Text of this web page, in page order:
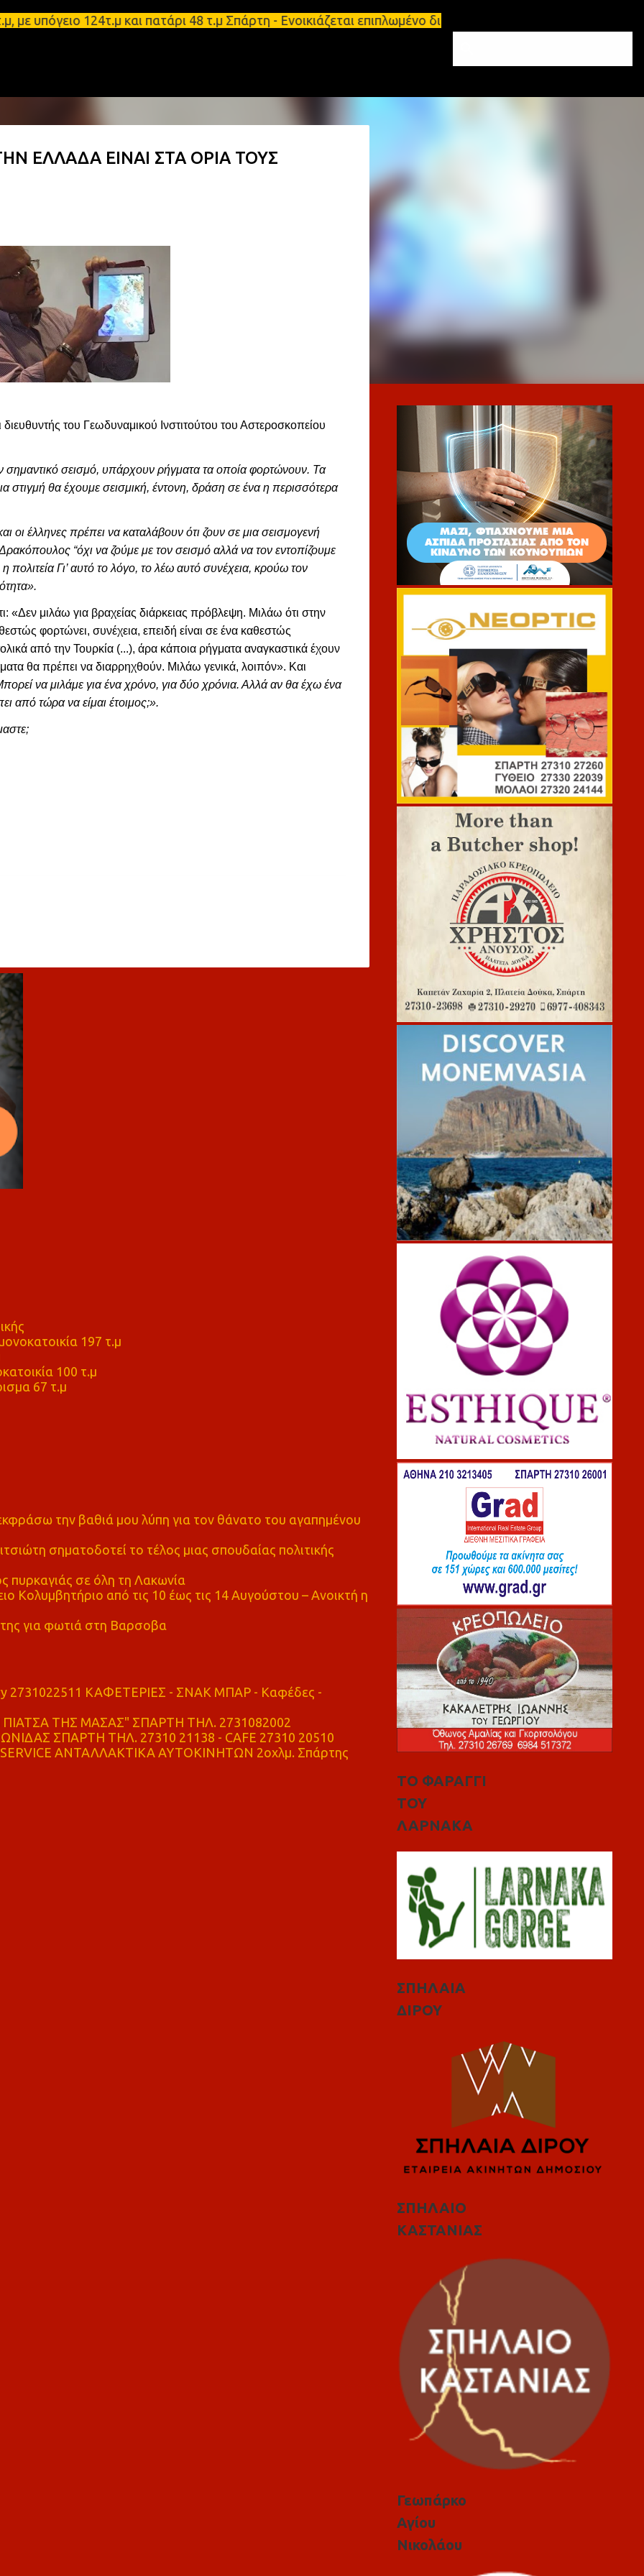
Μετάβαση στο κύριο περιεχόμενο
124τ.μ και πατάρι 48 τ.μ Σπάρτη - Ενοικιάζεται επιπλωμένο διαμέρισμα 65τ.μ Σπάρτη -
ΕΛΛΑΔΑ ΕΙΝΑΙ ΣΤΑ ΟΡΙΑ ΤΟΥΣ
διευθυντής του Γεωδυναμικού Ινστιτούτου του Αστεροσκοπείου
σεισμό, υπάρχουν ρήγματα τα οποία φορτώνουν. Τα
στιγμή θα έχουμε σεισμική, έντονη, δράση σε ένα η περισσότερα
οι έλληνες πρέπει να καταλάβουν ότι ζουν σε μια σεισμογενή
“όχι να ζούμε με τον σεισμό αλλά να τον εντοπίζουμε
πολιτεία Γι’ αυτό το λόγο, το λέω αυτό συνέχεια, κρούω τον
«Δεν μιλάω για βραχείας διάρκειας πρόβλεψη. Μιλάω ότι στην
φορτώνει, συνέχεια, επειδή είναι σε ένα καθεστώς
από την Τουρκία (...), άρα κάποια ρήγματα αναγκαστικά έχουν
θα πρέπει να διαρρηχθούν. Μιλάω γενικά, λοιπόν». Και
να μιλάμε για ένα χρόνο, για δύο χρόνια. Αλλά αν θα έχω ένα
από τώρα να είμαι έτοιμος;».
197 τ.μ
100 τ.μ
67 τ.μ
την βαθιά μου λύπη για τον θάνατο του αγαπημένου
σηματοδοτεί το τέλος μιας σπουδαίας πολιτικής
πυρκαγιάς σε όλη τη Λακωνία
Κολυμβητήριο από τις 10 έως τις 14 Αυγούστου – Ανοικτή η
για φωτιά στη Βαρσοβα
2731022511 ΚΑΦΕΤΕΡΙΕΣ - ΣΝΑΚ ΜΠΑΡ - Καφέδες -
ΤΗΣ ΜΑΣΑΣ" ΣΠΑΡΤΗ ΤΗΛ. 2731082002
ΣΠΑΡΤΗ ΤΗΛ. 27310 21138 - CAFE 27310 20510
ΑΝΤΑΛΛΑΚΤΙΚΑ ΑΥΤΟΚΙΝΗΤΩΝ 2οχλμ. Σπάρτης
ΤΟ ΦΑΡΑΓΓΙ
ΤΟΥ
ΛΑΡΝΑΚΑ
ΣΠΗΛΑΙΑ
ΔΙΡΟΥ
ΣΠΗΛΑΙΟ
ΚΑΣΤΑΝΙΑΣ
Γεωπάρκο
Αγίου
Νικολάου